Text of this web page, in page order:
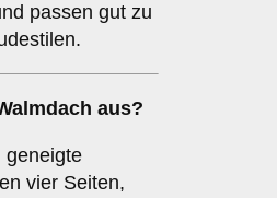
passen gut zu
aus?
geneigte
vier Seiten,